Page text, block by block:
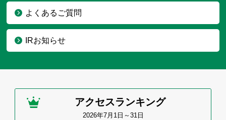
よくあるご質問
IRお知らせ
アクセスランキング
2026年7月1日～31日